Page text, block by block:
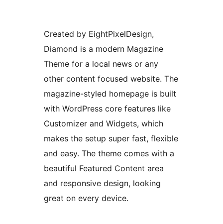
Created by EightPixelDesign,
Diamond is a modern Magazine
Theme for a local news or any
other content focused website. The
magazine-styled homepage is built
with WordPress core features like
Customizer and Widgets, which
makes the setup super fast, flexible
and easy. The theme comes with a
beautiful Featured Content area
and responsive design, looking
great on every device.